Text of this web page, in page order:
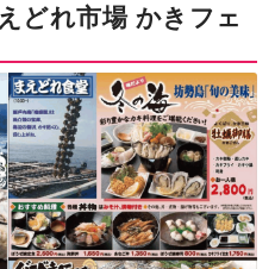
どれ市場 かきフェ